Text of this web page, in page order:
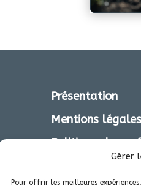
Gérer
Pour offrir les meilleures
Présentation
Mentions légales
Politique de